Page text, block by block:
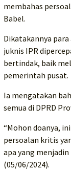
membahas
Babel.
Dikatakannya para
juknis IPR
bertindak, baik
pemerintah pusat.
Ia mengatakan
semua di DPRD
“Mohon doanya,
persoalan kritis
apa yang
(05/06/2024).